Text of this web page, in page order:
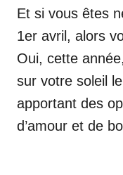
Et si vous êtes
1er avril, alors
Oui, cette
sur votre soleil
apportant des
d’amour et de